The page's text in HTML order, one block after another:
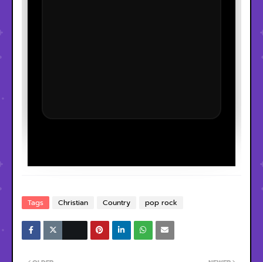
Tags Christian Country pop rock